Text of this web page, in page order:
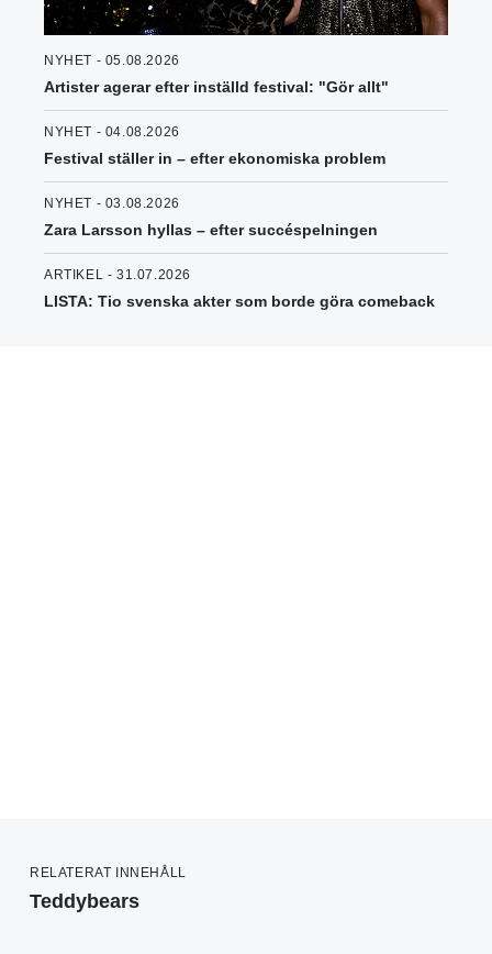
NYHET - 05.08.2026
Artister agerar efter inställd festival: "Gör allt"
NYHET - 04.08.2026
Festival ställer in – efter ekonomiska problem
NYHET - 03.08.2026
Zara Larsson hyllas – efter succéspelningen
ARTIKEL - 31.07.2026
LISTA: Tio svenska akter som borde göra comeback
RELATERAT INNEHÅLL
Teddybears